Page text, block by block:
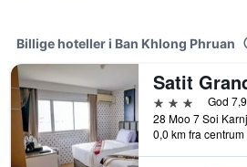
Billige hoteller i Ban Khlong Phruan
3 stjernerGod 7,9
0,0 km fra centrum